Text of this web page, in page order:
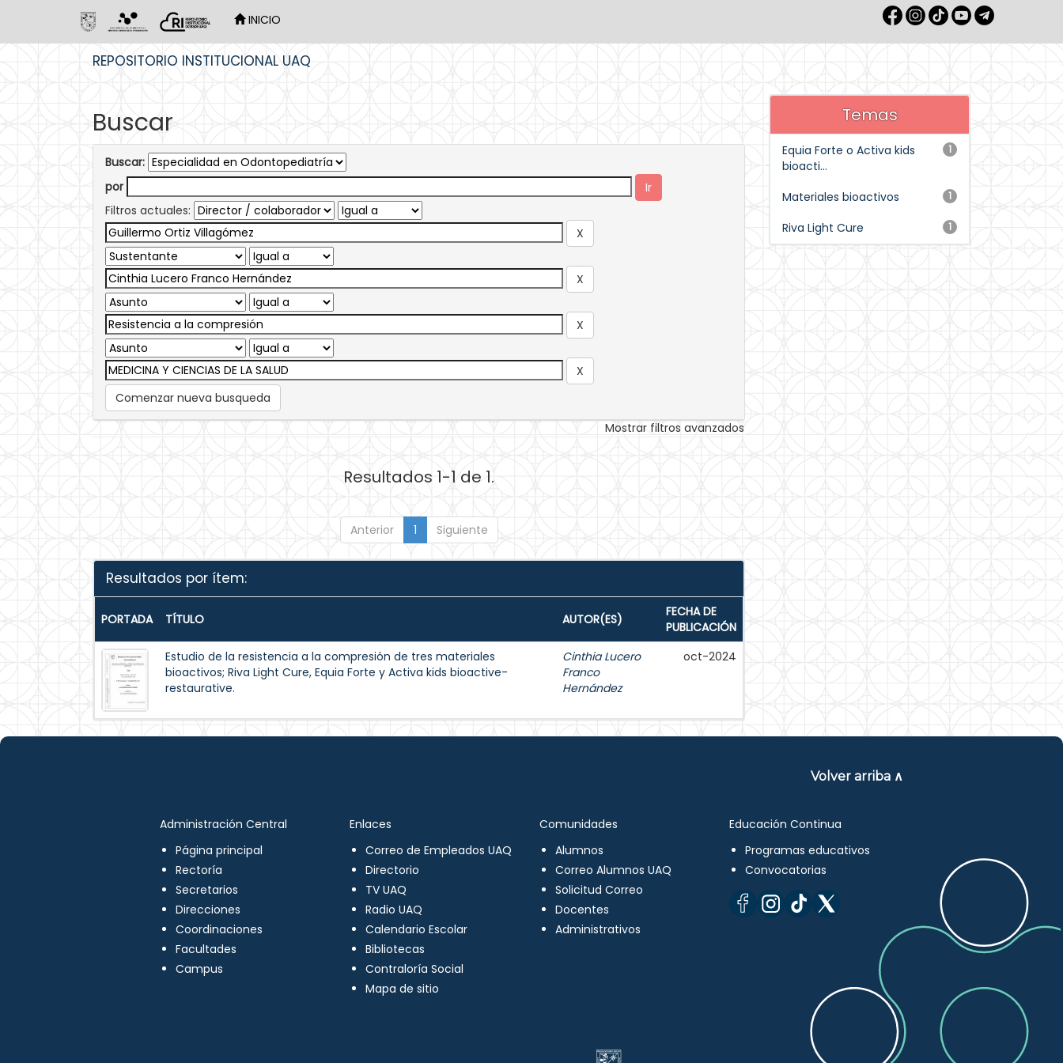
INICIO
REPOSITORIO INSTITUCIONAL UAQ
Buscar
Buscar:
por
Filtros actuales:
Comenzar nueva busqueda
Mostrar filtros avanzados
Resultados 1-1 de 1.
Anterior 1 Siguiente
Resultados por ítem:
PORTADA TÍTULO AUTOR(ES)
FECHA DE
PUBLICACIÓN
Estudio de la resistencia a la compresión de tres materiales
bioactivos; Riva Light Cure, Equia Forte y Activa kids bioactive-
restaurative.
Cinthia Lucero
Franco
Hernández
oct-2024
Temas
1
Equia Forte o Activa kids
bioacti...
1
Materiales bioactivos
1
Riva Light Cure
Volver arriba ∧
Administración Central
Página principal
Rectoría
Secretarios
Direcciones
Coordinaciones
Facultades
Campus
Enlaces
Correo de Empleados UAQ
Directorio
TV UAQ
Radio UAQ
Calendario Escolar
Bibliotecas
Contraloría Social
Mapa de sitio
Comunidades
Alumnos
Correo Alumnos UAQ
Solicitud Correo
Docentes
Administrativos
Educación Continua
Programas educativos
Convocatorias